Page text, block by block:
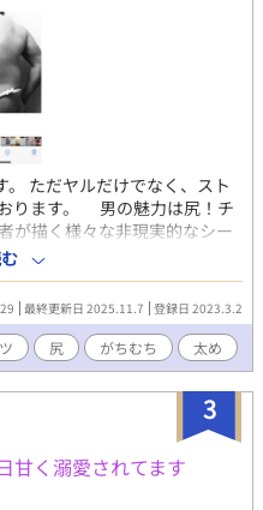
ただヤルだけでなく、スト
ります。 男の魅力は尻！チ
が描く様々な非現実的なシー
妄想の世界を堪能してくださ
ていただけたら幸いです。
最終更新日 2025.11.7 登録日 2023.3.2
尻 がちむち 太め
3
甘く溺愛されてます